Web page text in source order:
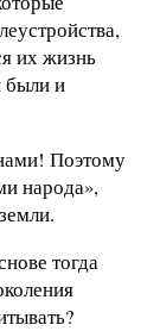
их жизнь
были и
Поэтому
народа»,
тогда